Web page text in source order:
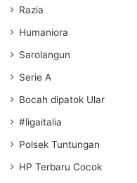
Razia
Humaniora
Sarolangun
Serie A
Bocah dipatok Ular
#ligaitalia
Polsek Tuntungan
HP Terbaru Cocok